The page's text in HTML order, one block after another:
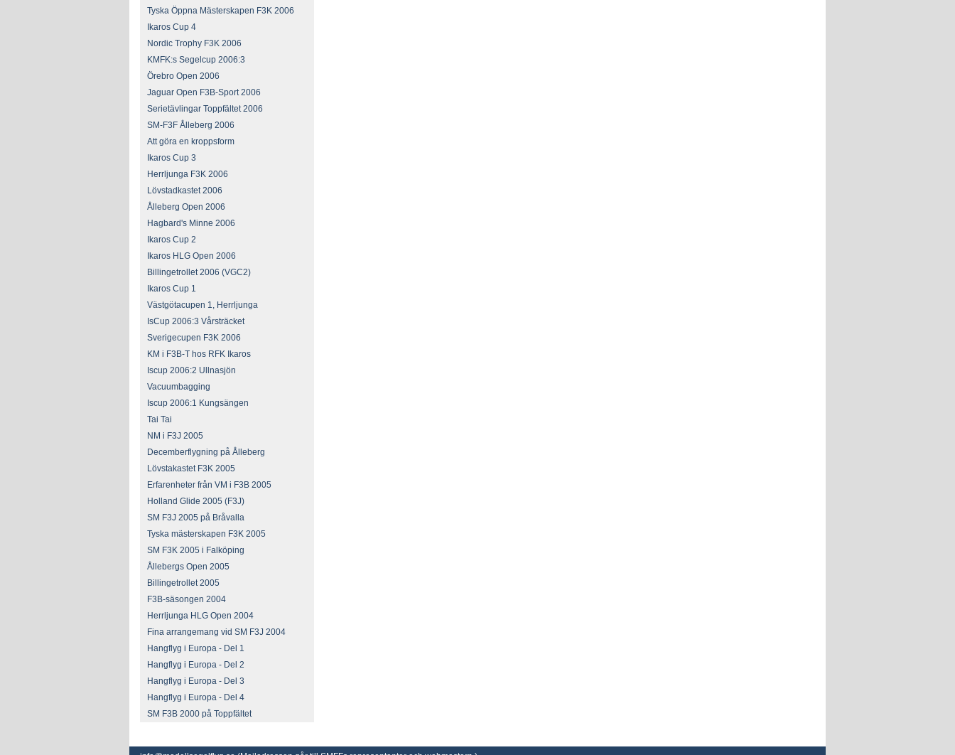
Tyska Öppna Mästerskapen F3K 2006
Ikaros Cup 4
Nordic Trophy F3K 2006
KMFK:s Segelcup 2006:3
Örebro Open 2006
Jaguar Open F3B-Sport 2006
Serietävlingar Toppfältet 2006
SM-F3F Ålleberg 2006
Att göra en kroppsform
Ikaros Cup 3
Herrljunga F3K 2006
Lövstadkastet 2006
Ålleberg Open 2006
Hagbard's Minne 2006
Ikaros Cup 2
Ikaros HLG Open 2006
Billingetrollet 2006 (VGC2)
Ikaros Cup 1
Västgötacupen 1, Herrljunga
IsCup 2006:3 Vårsträcket
Sverigecupen F3K 2006
KM i F3B-T hos RFK Ikaros
Iscup 2006:2 Ullnasjön
Vacuumbagging
Iscup 2006:1 Kungsängen
Tai Tai
NM i F3J 2005
Decemberflygning på Ålleberg
Lövstakastet F3K 2005
Erfarenheter från VM i F3B 2005
Holland Glide 2005 (F3J)
SM F3J 2005 på Bråvalla
Tyska mästerskapen F3K 2005
SM F3K 2005 i Falköping
Ållebergs Open 2005
Billingetrollet 2005
F3B-säsongen 2004
Herrljunga HLG Open 2004
Fina arrangemang vid SM F3J 2004
Hangflyg i Europa - Del 1
Hangflyg i Europa - Del 2
Hangflyg i Europa - Del 3
Hangflyg i Europa - Del 4
SM F3B 2000 på Toppfältet